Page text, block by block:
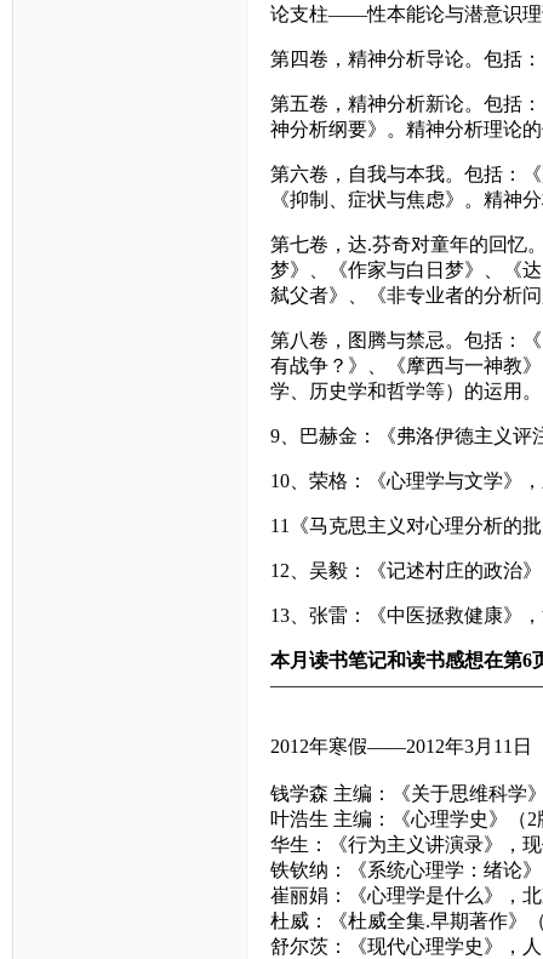
论支柱——性本能论与潜意识
第四卷，精神分析导论。包括
第五卷，精神分析新论。包括
神分析纲要》。精神分析理论
第六卷，自我与本我。包括：
《抑制、症状与焦虑》。精神
第七卷，达.芬奇对童年的回忆
梦》、《作家与白日梦》、《达
弑父者》、《非专业者的分析
第八卷，图腾与禁忌。包括：
有战争？》、《摩西与一神教
学、历史学和哲学等）的运用。
9、巴赫金：《弗洛伊德主义评
10、荣格：《心理学与文学》
11 《马克思主义对心理分析的
12 、吴毅：《记述村庄的政治
13、张雷：《中医拯救健康》
本月读书笔记和读书感想在第6
2012年寒假——2012年3月11日
钱学森 主编：《关于思维科学
叶浩生 主编：《心理学史》（
华生：《行为主义讲演录》，
铁钦纳：《系统心理学：绪论
崔丽娟：《心理学是什么》，
杜威：《杜威全集.早期著作》
舒尔茨：《现代心理学史》，